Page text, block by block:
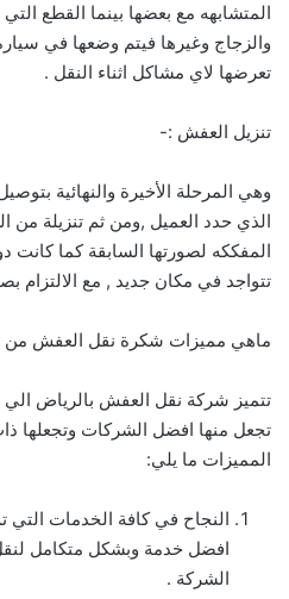
المتشابهه مع بعضها بينما القطع
والزجاج وغيرها فيتم وضعها في
تعرضها لاي مشاكل اثناء النقل .
تنزيل العفش :-
وهي المرحلة الأخيرة والنهائية
الذي حدد العميل ,ومن ثم تنزيلة من
المفككه لصورتها السابقة كما كانت
تتواجد في مكان جديد , مع الالتزام
ماهي مميزات شكرة نقل العفش من
تتميز شركة نقل العفش بالرياض الي
تجعل منها افضل الشركات وتجعلها
المميزات ما يلي:
النجاح في كافة الخدمات التي
افضل خدمة وبشكل متكامل
الشركة .